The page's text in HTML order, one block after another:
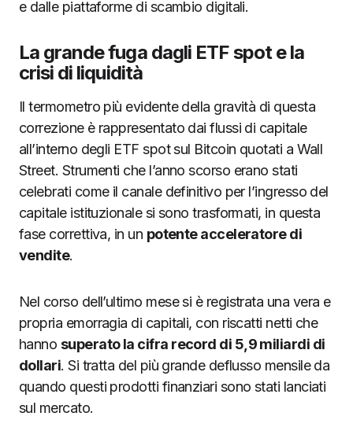
e dalle piattaforme di scambio digitali.
La grande fuga dagli ETF spot e la
crisi di liquidità
Il termometro più evidente della gravità di questa
correzione è rappresentato dai flussi di capitale
all’interno degli ETF spot sul Bitcoin quotati a Wall
Street. Strumenti che l’anno scorso erano stati
celebrati come il canale definitivo per l’ingresso del
capitale istituzionale si sono trasformati, in questa
fase correttiva, in un potente acceleratore di
vendite.
Nel corso dell’ultimo mese si è registrata una vera e
propria emorragia di capitali, con riscatti netti che
hanno superato la cifra record di 5,9 miliardi di
dollari. Si tratta del più grande deflusso mensile da
quando questi prodotti finanziari sono stati lanciati
sul mercato.